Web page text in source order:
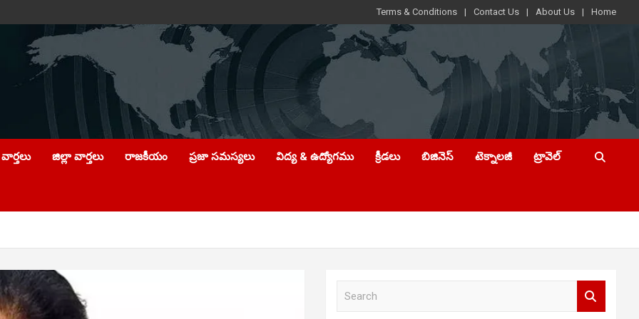
Terms & Conditions Contact Us About Us Home
జిల్లా వార్తలు రాజకీయం ప్రజా సమస్యలు విద్య & ఉద్యోగము క్రీడలు బిజినెస్ టెక్నాలజీ ట్రావెల్